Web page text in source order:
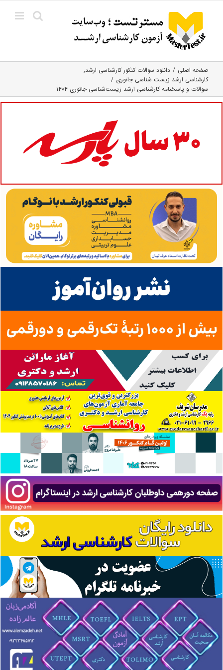
content
صفحه اصلی
دانلود سوالات کنکور کارشناسی ارشد
کارشناسی ارشد زیست‌ شناسی جانوری
سوالات و پاسخنامه کارشناسی ارشد زیست‌‌شناسی جانوری ۱۴۰۴